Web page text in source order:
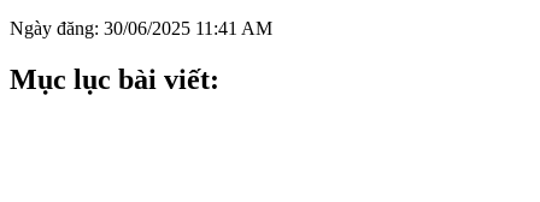
Ngày đăng: 30/06/2025 11:41 AM
Mục lục bài viết: